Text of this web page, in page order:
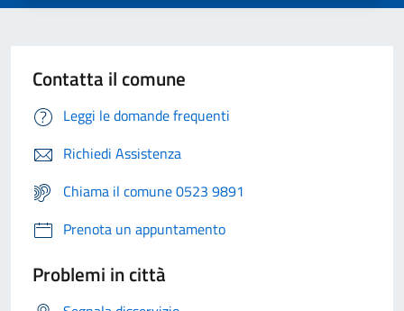
Contatta il comune
Leggi le domande frequenti
Richiedi Assistenza
Chiama il comune 0523 9891
Prenota un appuntamento
Problemi in città